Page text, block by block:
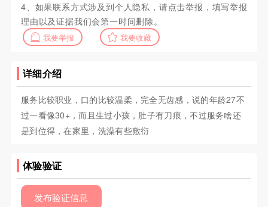
4、如果联系方式涉及到个人隐私，请点击举报，填写举报
理由以及证据我们会第一时间删除。
我要举报 我要收藏
详细介绍
服务比较职业，口的比较温柔，完全无齿感，说的年龄27不
过一看像30+，而且生过小孩，肚子有刀痕，不过服务啥还
是到位得，在家里，洗澡有些敷衍
体验验证
发布验证信息